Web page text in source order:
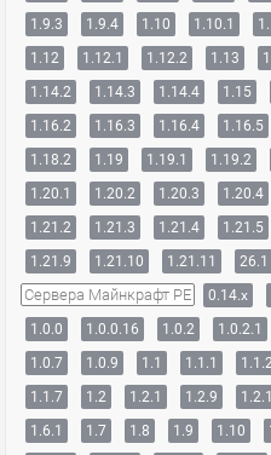
1.9.3
1.9.4 1.10 1.10.1
1.12
1.12.1 1.12.2 1.13
1.14.2
1.14.3 1.14.4 1.15
1.16.2
1.16.3 1.16.4 1.16.5
1.18.2
1.19 1.19.1 1.19.2
1.20.1
1.20.2 1.20.3 1.20.4
1.21.2
1.21.3 1.21.4 1.21.5
1.21.9
1.21.10 1.21.11 26.1
Сервера Майнкрафт PE 0.14.x
1.0.0
1.0.0.16 1.0.2 1.0.2.1
1.0.7
1.0.9 1.1 1.1.1
1.1.7
1.2 1.2.1 1.2.9
1.6.1
1.7 1.8 1.9 1.10